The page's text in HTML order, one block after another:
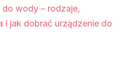
wody – rodzaje,
i jak dobrać urządzenie do